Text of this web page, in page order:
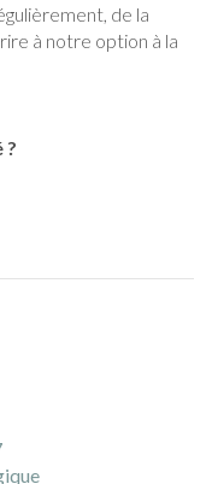
de la
à notre option à la
?